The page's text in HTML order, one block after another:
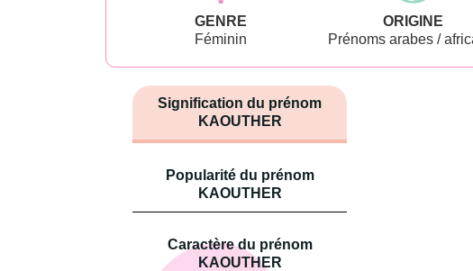
GENRE
Féminin
ORIGINE
Prénoms arabes /
Signification du prénom
KAOUTHER
Popularité du prénom
KAOUTHER
Caractère du prénom
KAOUTHER